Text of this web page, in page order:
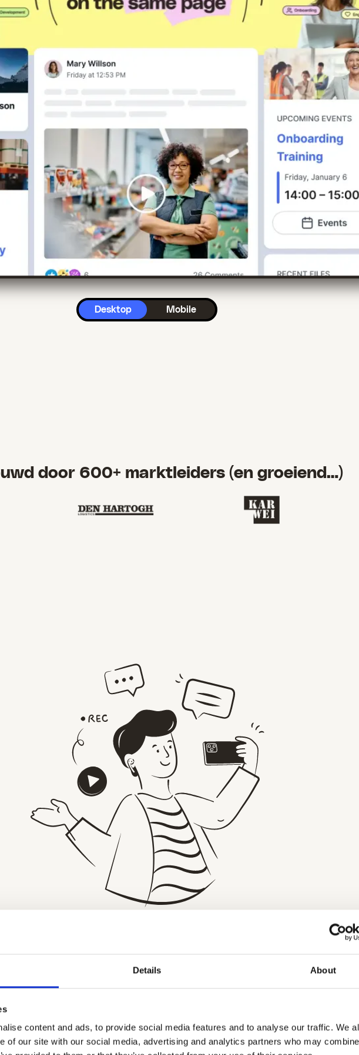
Details About
content and ads, to provide social media features and to analyse our traffic. We
of our site with our social media, advertising and analytics partners who may
Desktop Mobile
door 600+ marktleiders (en groeiend…)
interne communicatie app
geen behoefte aan nóg een drukke groepschat. Ze hebben
chat nodig die past bij hun manier van werken:
en leuk
End-to-end encryptie,